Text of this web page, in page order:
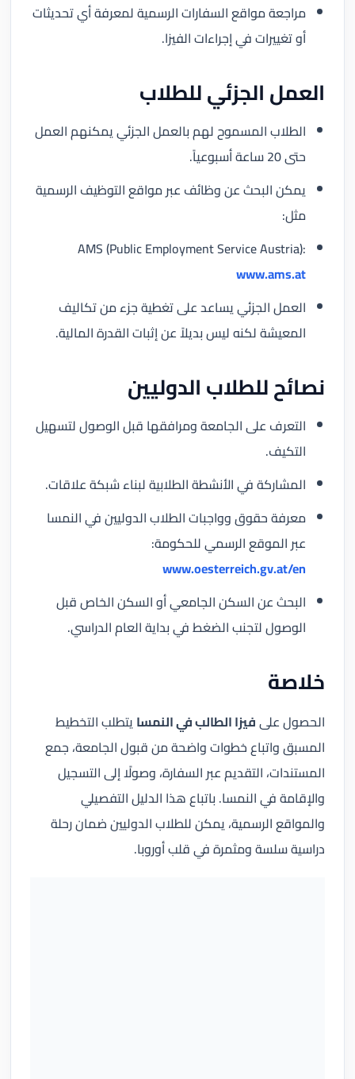
مراجعة مواقع السفارات الرسمية لمعرفة أي تحديثات
أو تغييرات في إجراءات الفيزا.
العمل الجزئي للطلاب
الطلاب المسموح لهم بالعمل الجزئي يمكنهم العمل
حتى 20 ساعة أسبوعياً.
يمكن البحث عن وظائف عبر مواقع التوظيف الرسمية
مثل:
AMS (Public Employment Service Austria):
www.ams.at
العمل الجزئي يساعد على تغطية جزء من تكاليف
المعيشة لكنه ليس بديلاً عن إثبات القدرة المالية.
نصائح للطلاب الدوليين
التعرف على الجامعة ومرافقها قبل الوصول لتسهيل
التكيف.
المشاركة في الأنشطة الطلابية لبناء شبكة علاقات.
معرفة حقوق وواجبات الطلاب الدوليين في النمسا
عبر الموقع الرسمي للحكومة:
www.oesterreich.gv.at/en
البحث عن السكن الجامعي أو السكن الخاص قبل
الوصول لتجنب الضغط في بداية العام الدراسي.
خلاصة
الحصول علىفيزا الطالب في النمسايتطلب التخطيط
المسبق واتباع خطوات واضحة من قبول الجامعة، جمع
المستندات، التقديم عبر السفارة، وصولًا إلى التسجيل
والإقامة في النمسا. باتباع هذا الدليل التفصيلي
والمواقع الرسمية، يمكن للطلاب الدوليين ضمان رحلة
دراسية سلسة ومثمرة في قلب أوروبا.